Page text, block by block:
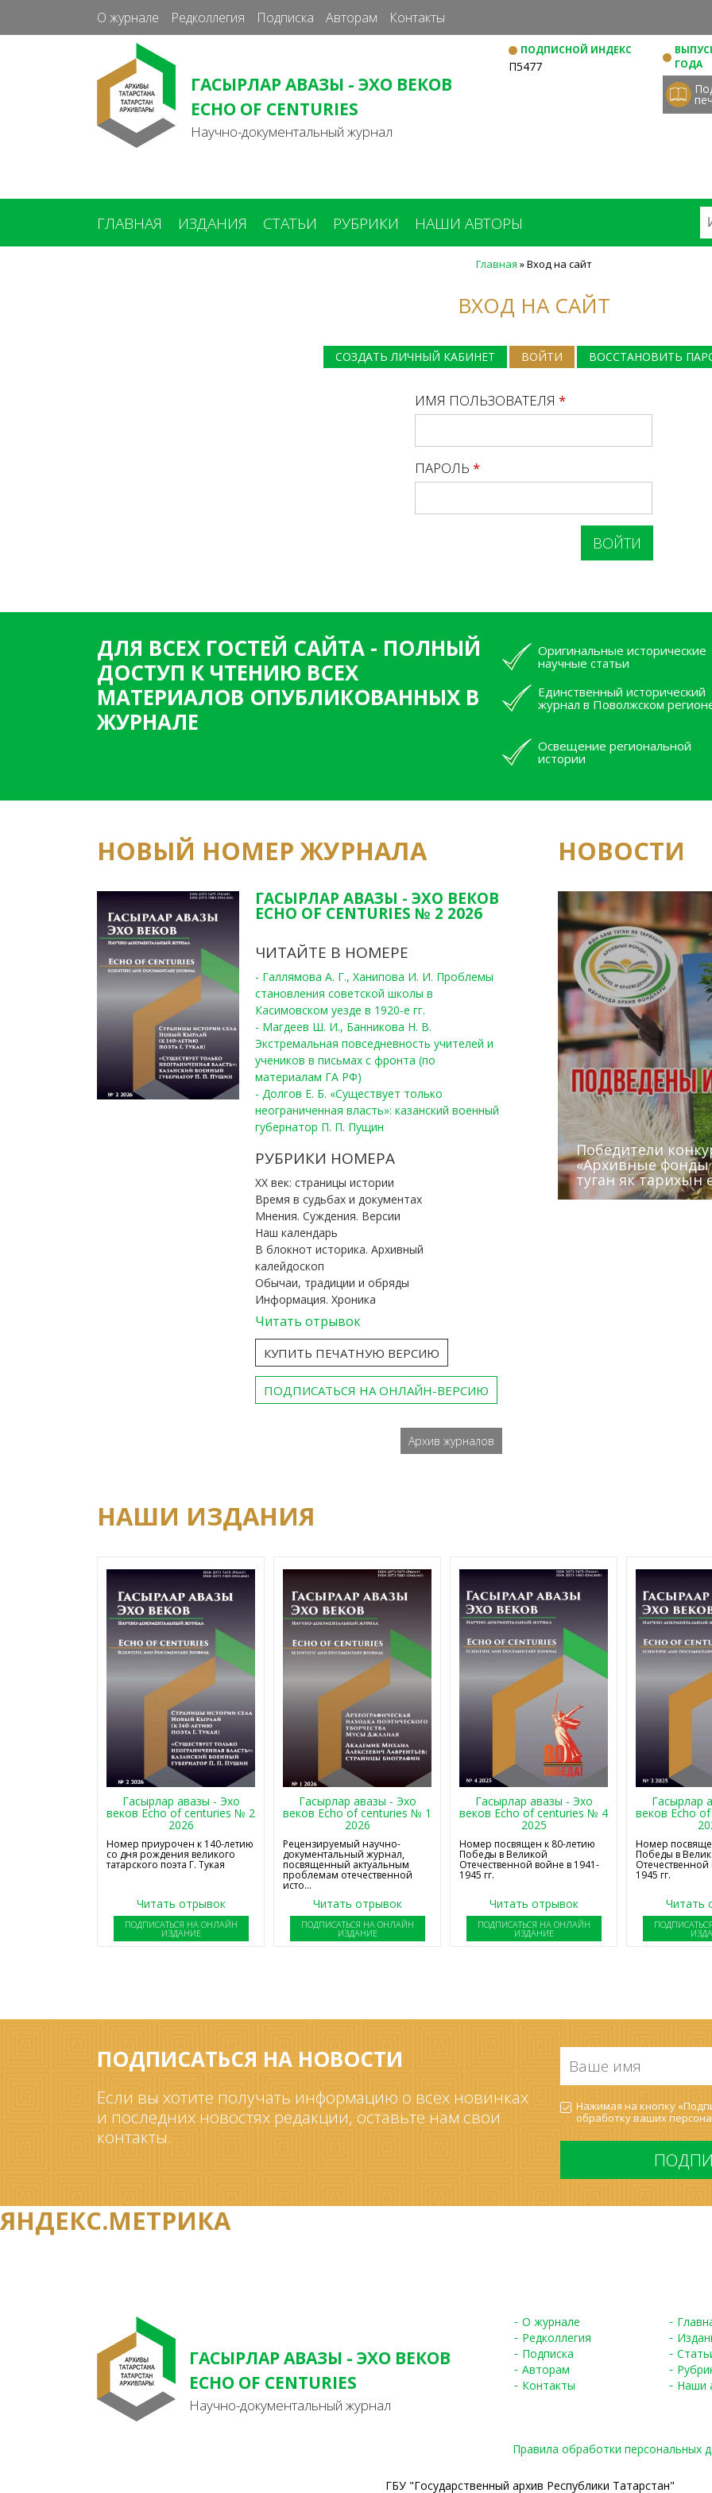
к
основному
О журнале Редколлегия Подписка Авторам Контакты
ГАСЫРЛАР АВАЗЫ - ЭХО ВЕКОВ
ECHO OF CENTURIES
Научно-документальный журнал
ПОДПИСНОЙ ИНДЕКС
П5477
ГОДА
ГЛАВНАЯ ИЗДАНИЯ СТАТЬИ РУБРИКИ НАШИ АВТОРЫ
Главная »Вход на сайт
ВХОД НА САЙТ
СОЗДАТЬ ЛИЧНЫЙ КАБИНЕТ ВОЙТИ (АКТИВНАЯ ВКЛАДКА)
ВОССТАНОВИТЬ
ИМЯ ПОЛЬЗОВАТЕЛЯ *
ПАРОЛЬ *
ДЛЯ ВСЕХ ГОСТЕЙ САЙТА - ПОЛНЫЙ
ДОСТУП К ЧТЕНИЮ ВСЕХ
МАТЕРИАЛОВ ОПУБЛИКОВАННЫХ В
ЖУРНАЛЕ
Оригинальные исторические
научные статьи
Единственный исторический
журнал в Поволжском
Освещение региональной
истории
НОВЫЙ НОМЕР ЖУРНАЛА
ГАСЫРЛАР АВАЗЫ - ЭХО ВЕКОВ
ECHO OF CENTURIES № 2 2026
ЧИТАЙТЕ В НОМЕРЕ
- Галлямова А. Г., Ханипова И. И. Проблемы
становления советской школы в
Касимовском уезде в 1920-е гг.
- Магдеев Ш. И., Банникова Н. В.
Экстремальная повседневность учителей и
учеников в письмах с фронта (по
материалам ГА РФ)
- Долгов Е. Б. «Существует только
неограниченная власть»: казанский военный
губернатор П. П. Пущин
РУБРИКИ НОМЕРА
ХХ век: страницы истории
Время в судьбах и документах
Мнения. Суждения. Версии
Наш календарь
В блокнот историка. Архивный
калейдоскоп
Обычаи, традиции и обряды
Информация. Хроника
Читать отрывок
КУПИТЬ ПЕЧАТНУЮ ВЕРСИЮ
ПОДПИСАТЬСЯ НА ОНЛАЙН-ВЕРСИЮ
Архив журналов
НОВОСТИ
Победители
«Архивные фонды
туган як тарихын
Архивисты
Госархива
Юным
Сотрудники
Эхо веков»
(КХТИ)
«Мир архивов
НАШИ ИЗДАНИЯ
Гасырлар авазы - Эхо
веков Echo of centuries № 2
2026
Номер приурочен к 140-летию
со дня рождения великого
татарского поэта Г. Тукая
Читать отрывок
ПОДПИСАТЬСЯ НА ОНЛАЙН
ИЗДАНИЕ
Гасырлар авазы - Эхо
веков Echo of centuries № 1
2026
Рецензируемый научно-
документальный журнал,
посвященный актуальным
проблемам отечественной
исто...
Читать отрывок
ПОДПИСАТЬСЯ НА ОНЛАЙН
ИЗДАНИЕ
Гасырлар авазы - Эхо
веков Echo of centuries № 4
2025
Номер посвящен к 80-летию
Победы в Великой
Отечественной войне в 1941-
1945 гг.
Читать отрывок
ПОДПИСАТЬСЯ НА ОНЛАЙН
ИЗДАНИЕ
Гасырлар
веков Echo
Номер
Победы в
1945 гг.
Читать
ПОДПИСАТЬСЯ НА НОВОСТИ
Если вы хотите получать информацию о всех новинках
и последних новостях редакции, оставьте нам свои
контакты.
имя
*
Согласие
на
обработку
*
Нажимая на кнопку
обработку ваших
ЯНДЕКС.МЕТРИКА
ГАСЫРЛАР АВАЗЫ - ЭХО ВЕКОВ
ECHO OF CENTURIES
Научно-документальный журнал
О журнале
Редколлегия
Подписка
Авторам
Контакты
Наши
Правила обработки персональных
ГБУ "Государственный архив Республики Татарстан"